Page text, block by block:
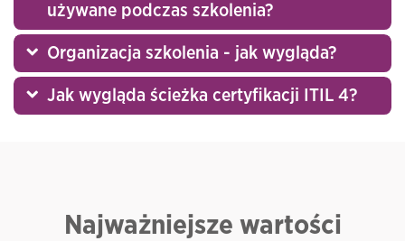
używane podczas szkolenia?
Organizacja szkolenia - jak wygląda?
Jak wygląda ścieżka certyfikacji ITIL 4?
Najważniejsze wartości